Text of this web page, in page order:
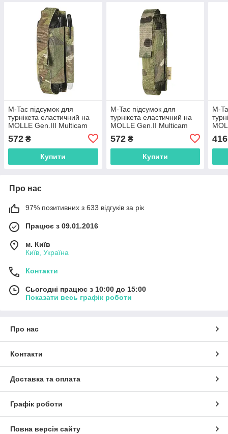
M-Tac підсумок для
турнікета еластичний на
MOLLE Gen.III Multicam
572 ₴
Купити
M-Tac підсумок для
турнікета еластичний на
MOLLE Gen.II Multicam
572₴
Купити
M-
416
Про нас
97% позитивних з 633 відгуків за рік
Працює з 09.01.2016
м. Київ
Київ, Україна
Контакти
Сьогодні працює з 10:00 до 15:00
Показати весь графік роботи
Про нас
Контакти
Доставка та оплата
Графік роботи
Повна версія сайту